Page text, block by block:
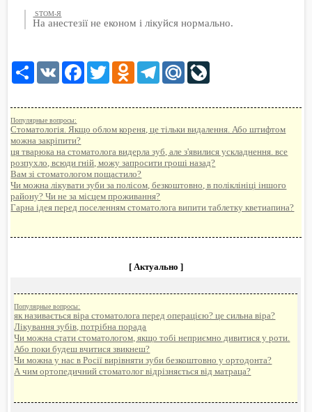
STOM-Я
На анестезії не економ і лікуйся нормально.
Share VK Facebook
TwitterOdnoklassniki
TelegramMail.Ru
Популярные вопросы:
Стоматологія. Якщо облом кореня, це тільки видалення. Або штифтом
можна закріпити?
ця тварюка на стоматолога видерла зуб, але з'явилися ускладнення. все
розпухло, всюди гній, можу запросити гроші назад?
Вам зі стоматологом пощастило?
Чи можна лікувати зуби за полісом, безкоштовно, в поліклініці іншого
району? Чи не за місцем проживання?
Гарна ідея перед поселенням стоматолога випити таблетку кветиапина?
[ Актуально ]
Популярные вопросы:
як називається віра стоматолога перед операцією? це сильна віра?
Лікування зубів, потрібна порада
Чи можна стати стоматологом, якщо тобі неприємно дивитися у роти.
Або поки будеш вчитися звикнеш?
Чи можна у нас в Росії вирівняти зуби безкоштовно у ортодонта?
А чим ортопедичний стоматолог відрізняється від матраца?